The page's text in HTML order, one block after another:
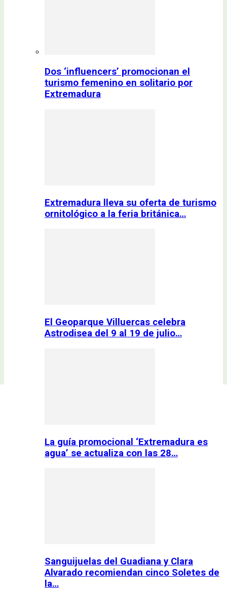
Dos ‘influencers’ promocionan el
turismo femenino en solitario por
Extremadura
Extremadura lleva su oferta de turismo
ornitológico a la feria británica…
El Geoparque Villuercas celebra
Astrodisea del 9 al 19 de julio…
La guía promocional ‘Extremadura es
agua’ se actualiza con las 28…
Sanguijuelas del Guadiana y Clara
Alvarado recomiendan cinco Soletes de
la…